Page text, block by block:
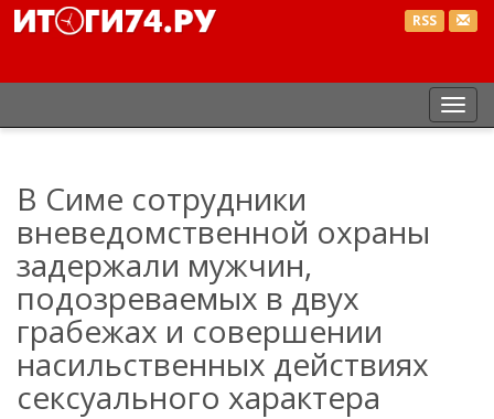
RSS
В Симе сотрудники
вневедомственной охраны
задержали мужчин,
подозреваемых в двух
грабежах и совершении
насильственных действиях
сексуального характера